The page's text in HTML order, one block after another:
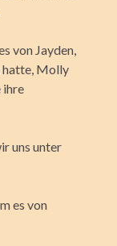
von Jayden,
hatte, Molly
ihre
uns unter
es von